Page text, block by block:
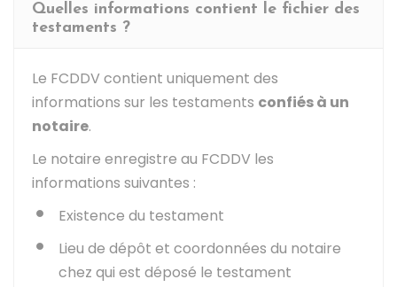
Quelles informations contient le fichier des
testaments ?
Le FCDDV contient uniquement des
informations sur les testaments confiés à un
notaire.
Le notaire enregistre au FCDDV les
informations suivantes :
Existence du testament
Lieu de dépôt et coordonnées du notaire
chez qui est déposé le testament